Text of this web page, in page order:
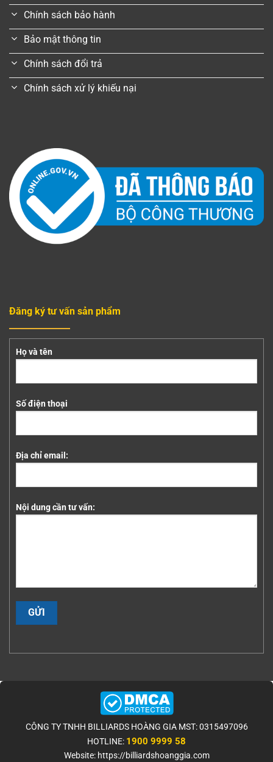
Chính sách bảo hành
Bảo mật thông tin
Chính sách đổi trả
Chính sách xử lý khiếu nại
Đăng ký tư vấn sản phẩm
Họ và tên
Số điện thoại
Địa chỉ email:
Nội dung cần tư vấn:
CÔNG TY TNHH BILLIARDS HOÀNG GIA MST: 0315497096
HOTLINE: 1900 9999 58
Website: https://billiardshoanggia.com